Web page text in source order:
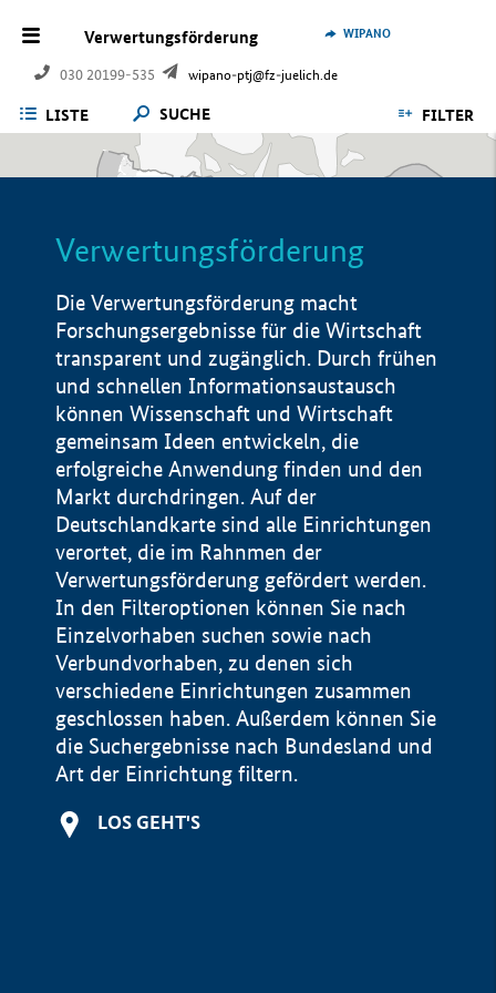
Verwertungsförderung
030 20199-535 wipano-ptj@fz-juelich.de
WIPANO
LISTE SUCHE FILTER
Verwertungsförderung
Die Verwertungsförderung macht
Forschungsergebnisse für die Wirtschaft
transparent und zugänglich. Durch frühen
und schnellen Informationsaustausch
können Wissenschaft und Wirtschaft
gemeinsam Ideen entwickeln, die
erfolgreiche Anwendung finden und den
Markt durchdringen. Auf der
Deutschlandkarte sind alle Einrichtungen
verortet, die im Rahnmen der
Verwertungsförderung gefördert werden.
In den Filteroptionen können Sie nach
Einzelvorhaben suchen sowie nach
Verbundvorhaben, zu denen sich
verschiedene Einrichtungen zusammen
geschlossen haben. Außerdem können Sie
die Suchergebnisse nach Bundesland und
Art der Einrichtung filtern.
LOS GEHT'S